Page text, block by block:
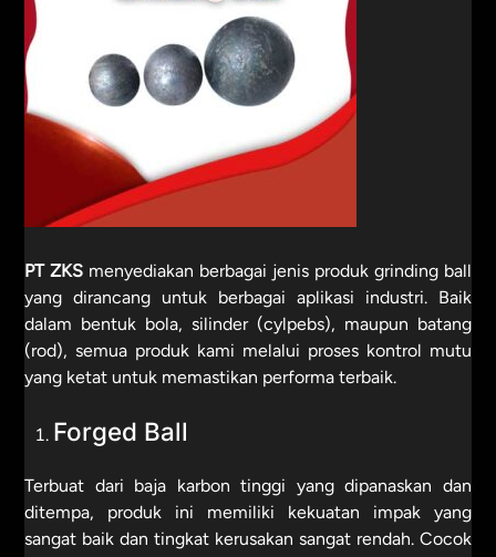
PT ZKS menyediakan berbagai jenis produk grinding ball
yang dirancang untuk berbagai aplikasi industri. Baik
dalam bentuk bola, silinder (cylpebs), maupun batang
(rod), semua produk kami melalui proses kontrol mutu
yang ketat untuk memastikan performa terbaik.
Forged Ball
Terbuat dari baja karbon tinggi yang dipanaskan dan
ditempa, produk ini memiliki kekuatan impak yang
sangat baik dan tingkat kerusakan sangat rendah. Cocok